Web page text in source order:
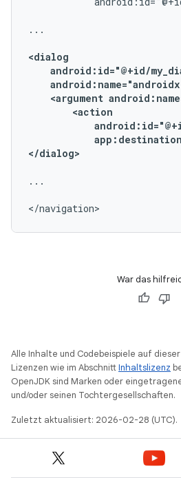
...
<argument
</dialog>
...
</navigation>
War das
Alle Inhalte und Codebeispiele auf
Lizenzen wie im AbschnittInhaltslizenz
OpenJDK sind Marken oder
und/oder seinen Tochtergesellschaften.
Zuletzt aktualisiert: 2026-02-28 (UTC).